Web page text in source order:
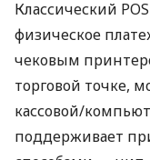
Классический
физическое
чековым
торговой точке,
кассовой/
поддерживает